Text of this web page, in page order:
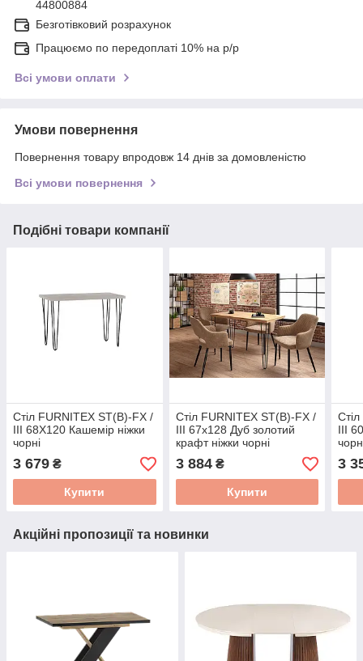
44800884
Безготівковий розрахунок
Працюємо по передоплаті 10% на р/р
Всі умови оплати
Умови повернення
Повернення товару впродовж 14 днів за домовленістю
Всі умови повернення
Подібні товари компанії
Стіл FURNITEX ST(B)-FX /
III 68X120 Кашемір ніжки
чорні
3 679 ₴
Купити
Стіл FURNITEX ST(B)-FX /
III 67x128 Дуб золотий
крафт ніжки чорні
3 884₴
Купити
III
3
Акційні пропозиції та новинки